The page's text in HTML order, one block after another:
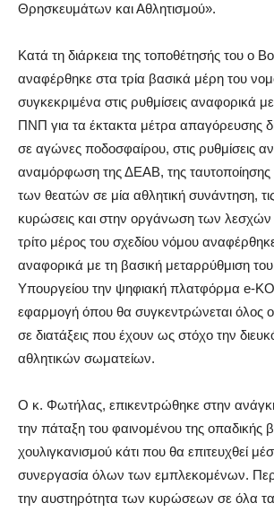
Θρησκευμάτων και Αθλητισμού».
Κατά τη διάρκεια της τοποθέτησής του ο
αναφέρθηκε στα τρία βασικά μέρη του
συγκεκριμένα στις ρυθμίσεις αναφορικά
ΠΝΠ για τα έκτακτα μέτρα απαγόρευσης
σε αγώνες ποδοσφαίρου, στις ρυθμίσεις
αναμόρφωση της ΔΕΑΒ, της ταυτοποίησης
των θεατών σε μία αθλητική συνάντηση, τις
κυρώσεις και στην οργάνωση των
τρίτο μέρος του σχεδίου νόμου
αναφορικά με τη βασική μεταρρύθμιση
Υπουργείου την ψηφιακή πλατφόρμα e-
εφαρμογή όπου θα συγκεντρώνεται όλος ο
σε διατάξεις που έχουν ως στόχο την
αθλητικών σωματείων.
Ο κ. Φωτήλας, επικεντρώθηκε στην
την πάταξη του φαινομένου της οπαδικής
χουλιγκανισμού κάτι που θα επιτευχθεί
συνεργασία όλων των εμπλεκομένων.
την αυστηρότητα των κυρώσεων σε όλα